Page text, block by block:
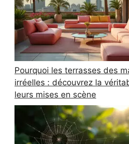
Pourquoi les terrasses des
irréelles : découvrez la
leurs mises en scène